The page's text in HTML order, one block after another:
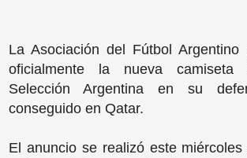
La Asociación del Fútbol Argentino
oficialmente la nueva
Selección Argentina en su
conseguido en Qatar.
El anuncio se realizó este